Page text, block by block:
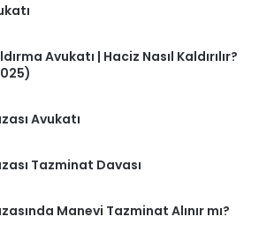
Avukatı | Haciz Nasıl Kaldırılır?
Avukatı
Tazminat Davası
Manevi Tazminat Alınır mı?